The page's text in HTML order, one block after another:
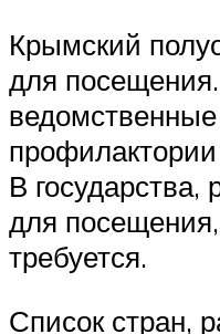
Крымский
для
В
для
требуется.
Список стран,